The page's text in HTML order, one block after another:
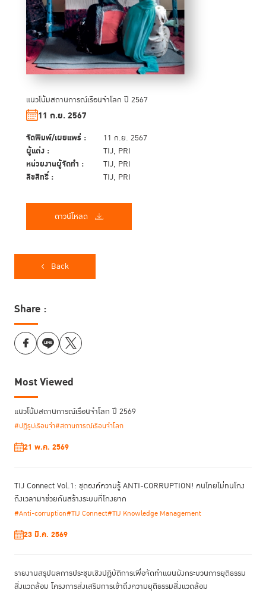
แนวโน้มสถานการณ์เรือนจำโลก ปี 2567
11 ก.ย. 2567
จัดพิมพ์/เผยแพร่ : 11 ก.ย. 2567
ผู้แต่ง : TIJ, PRI
หน่วยงานผู้จัดทำ : TIJ, PRI
ลิขสิทธิ์ : TIJ, PRI
ดาวน์โหลด
Back
Share :
Most Viewed
แนวโน้มสถานการณ์เรือนจำโลก ปี 2569
#ปฏิรูปเรือนจำ#สถานการณ์เรือนจำโลก
21 พ.ค. 2569
TIJ Connect Vol.1: ชุดองค์ความรู้ ANTI-CORRUPTION! คนไทยไม่ทนโกง
ถึงเวลามาช่วยกันสร้างระบบที่โกงยาก
#Anti-corruption#TIJ Connect#TIJ Knowledge Management
23 มี.ค. 2569
รายงานสรุปผลการประชุมเชิงปฏิบัติการเพื่อจัดทําแผนผังกระบวนการยุติธรรม
สิ่งแวดล้อม โครงการส่งเสริมการเข้าถึงความยุติธรรมสิ่งแวดล้อม